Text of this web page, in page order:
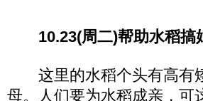
10.23(周二)帮助水稻搞
这里的水稻个头有高有
母。人们要为水稻成亲，可